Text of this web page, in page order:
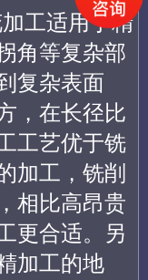
工适用于精
角等复杂部
复杂表面
，在长径比
工艺优于铣
加工，铣削
相比高昂贵
更合适。另
加工的地